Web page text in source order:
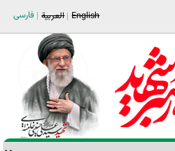
فارسی العربية English